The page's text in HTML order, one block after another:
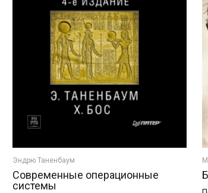
Эндрю Таненбаум
Современные операционные
системы